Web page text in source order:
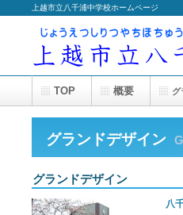
上越市立八千浦中学校ホームページ
グランドデザイン
グランドデザイン
八
TOP 概要 グ